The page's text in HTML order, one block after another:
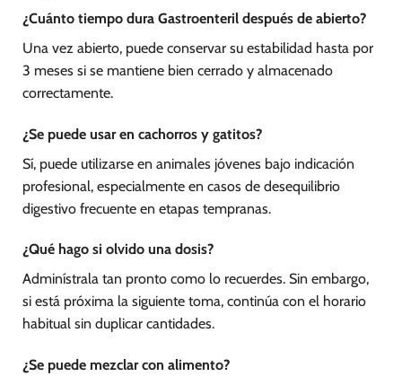
¿Cuánto tiempo dura Gastroenteril después de abierto?
Una vez abierto, puede conservar su estabilidad hasta por
3 meses si se mantiene bien cerrado y almacenado
correctamente.
¿Se puede usar en cachorros y gatitos?
Sí, puede utilizarse en animales jóvenes bajo indicación
profesional, especialmente en casos de desequilibrio
digestivo frecuente en etapas tempranas.
¿Qué hago si olvido una dosis?
Adminístrala tan pronto como lo recuerdes. Sin embargo,
si está próxima la siguiente toma, continúa con el horario
habitual sin duplicar cantidades.
¿Se puede mezclar con alimento?